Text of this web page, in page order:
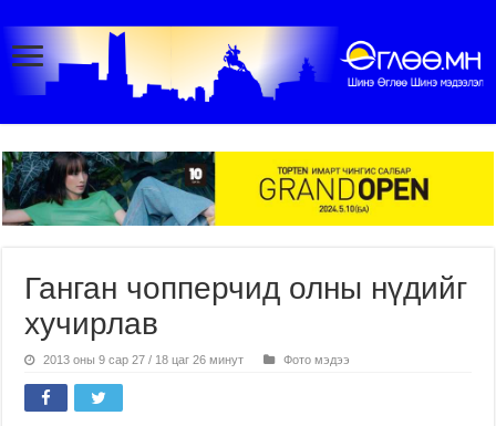
Ганган чопперчид олны нүдийг
хучирлав
2013 оны 9 сар 27 / 18 цаг 26 минут Фото мэдээ